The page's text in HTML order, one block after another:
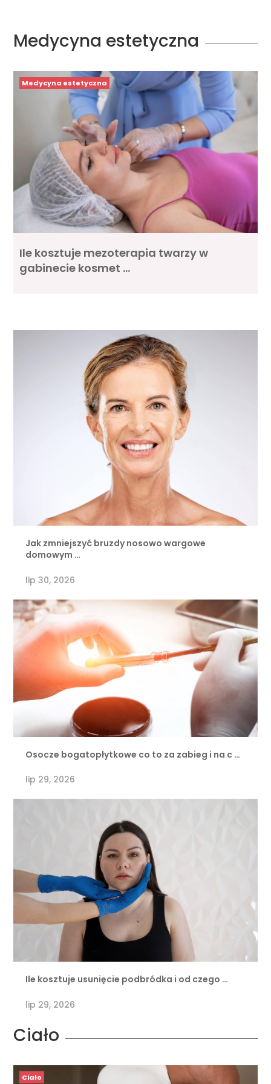
Medycyna estetyczna
Medycyna estetyczna
Ile kosztuje mezoterapia twarzy w
gabinecie kosmet …
Jak zmniejszyć bruzdy nosowo wargowe
domowym …
lip 30, 2026
Osocze bogatopłytkowe co to za zabieg i na c …
lip 29, 2026
Ile kosztuje usunięcie podbródka i od czego …
lip 29, 2026
Ciało
Ciało